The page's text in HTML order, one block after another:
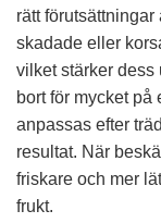
rätt förutsättningar
skadade eller
vilket stärker dess
bort för mycket
anpassas efter
resultat. När
friskare och mer
frukt.